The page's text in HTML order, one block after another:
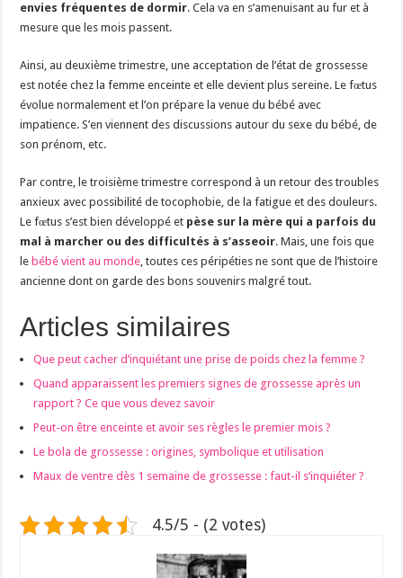
envies fréquentes de dormir. Cela va en s’amenuisant au fur et à
mesure que les mois passent.
Ainsi, au deuxième trimestre, une acceptation de l’état de grossesse
est notée chez la femme enceinte et elle devient plus sereine. Le fœtus
évolue normalement et l’on prépare la venue du bébé avec
impatience. S’en viennent des discussions autour du sexe du bébé, de
son prénom, etc.
Par contre, le troisième trimestre correspond à un retour des troubles
anxieux avec possibilité de tocophobie, de la fatigue et des douleurs.
Le fœtus s’est bien développé et pèse sur la mère qui a parfois du
mal à marcher ou des difficultés à s’asseoir. Mais, une fois que
le bébé vient au monde, toutes ces péripéties ne sont que de l’histoire
ancienne dont on garde des bons souvenirs malgré tout.
Articles similaires
Que peut cacher d’inquiétant une prise de poids chez la femme ?
Quand apparaissent les premiers signes de grossesse après un
rapport ? Ce que vous devez savoir
Peut-on être enceinte et avoir ses règles le premier mois ?
Le bola de grossesse : origines, symbolique et utilisation
Maux de ventre dès 1 semaine de grossesse : faut-il s’inquiéter ?
4.5/5 - (2 votes)